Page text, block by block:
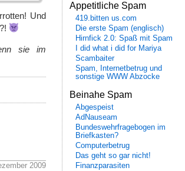
Und
sie im
2009
Appetitliche Spam
419.bitten us.com
Die erste Spam (englisch)
Hirnfick 2.0: Spaß mit Spam
I did what i did for Mariya
Scambaiter
Spam, Internetbetrug und
sonstige WWW Abzocke
Beinahe Spam
Abgespeist
AdNauseam
Bundeswehrfragebogen im
Briefkasten?
Computerbetrug
Das geht so gar nicht!
Finanzparasiten